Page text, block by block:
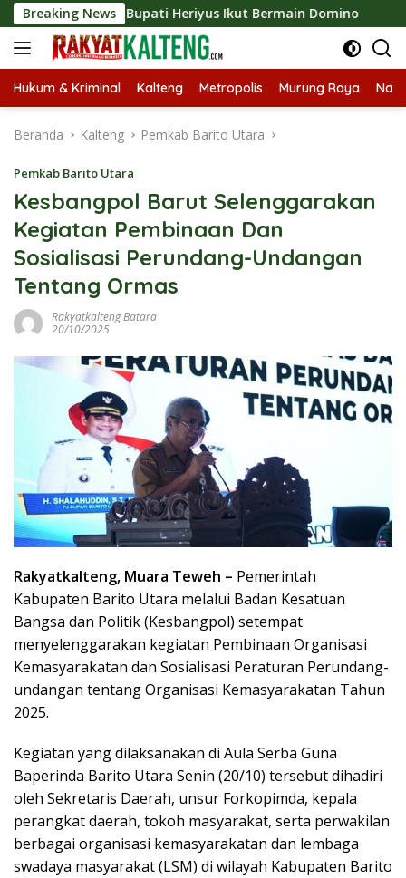
Langsung
ke
konten
Breaking News
2026, Bupati Heriyus Ikut Bermain Domino
Hukum & Kriminal Kalteng Metropolis Murung Raya
Beranda Kalteng Pemkab Barito Utara
Pemkab Barito Utara
Kesbangpol Barut Selenggarakan
Kegiatan Pembinaan Dan
Sosialisasi Perundang-Undangan
Tentang Ormas
Rakyatkalteng Batara
20/10/2025
Rakyatkalteng, Muara Teweh – Pemerintah
Kabupaten Barito Utara melalui Badan Kesatuan
Bangsa dan Politik (Kesbangpol) setempat
menyelenggarakan kegiatan Pembinaan Organisasi
Kemasyarakatan dan Sosialisasi Peraturan Perundang-
undangan tentang Organisasi Kemasyarakatan Tahun
2025.
Kegiatan yang dilaksanakan di Aula Serba Guna
Baperinda Barito Utara Senin (20/10) tersebut dihadiri
oleh Sekretaris Daerah, unsur Forkopimda, kepala
perangkat daerah, tokoh masyarakat, serta perwakilan
berbagai organisasi kemasyarakatan dan lembaga
swadaya masyarakat (LSM) di wilayah Kabupaten Barito